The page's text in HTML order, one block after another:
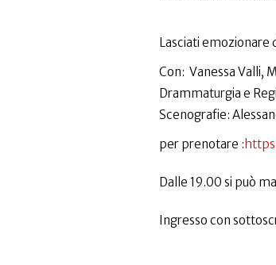
Lasciati emozionare
Con: Vanessa Valli,
Drammaturgia e
Scenografie:
per prenotare :
Dalle 19.00 si può
Ingresso con